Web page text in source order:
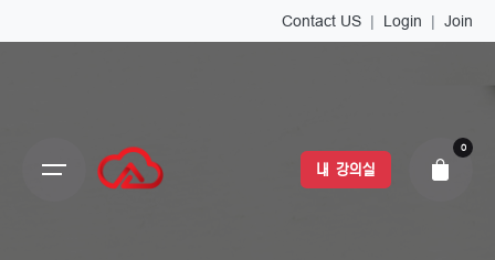
Join
|
Login
|
Contact US
내 강의실
0